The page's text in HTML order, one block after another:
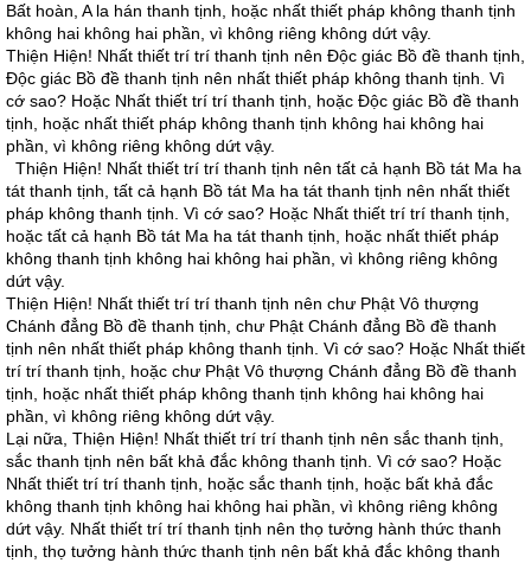
Bất hoàn, A la hán thanh tịnh, hoặc nhất thiết pháp không thanh tịnh
không hai không hai phần, vì không riêng không dứt vậy.
Thiện Hiện! Nhất thiết trí trí thanh tịnh nên Ðộc giác Bồ đề thanh tịnh,
Ðộc giác Bồ đề thanh tịnh nên nhất thiết pháp không thanh tịnh. Vì
cớ sao? Hoặc Nhất thiết trí trí thanh tịnh, hoặc Ðộc giác Bồ đề thanh
tịnh, hoặc nhất thiết pháp không thanh tịnh không hai không hai
phần, vì không riêng không dứt vậy.
Thiện Hiện! Nhất thiết trí trí thanh tịnh nên tất cả hạnh Bồ tát Ma ha
tát thanh tịnh, tất cả hạnh Bồ tát Ma ha tát thanh tịnh nên nhất thiết
pháp không thanh tịnh. Vì cớ sao? Hoặc Nhất thiết trí trí thanh tịnh,
hoặc tất cả hạnh Bồ tát Ma ha tát thanh tịnh, hoặc nhất thiết pháp
không thanh tịnh không hai không hai phần, vì không riêng không
dứt vậy.
Thiện Hiện! Nhất thiết trí trí thanh tịnh nên chư Phật Vô thượng
Chánh đẳng Bồ đề thanh tịnh, chư Phật Chánh đẳng Bồ đề thanh
tịnh nên nhất thiết pháp không thanh tịnh. Vì cớ sao? Hoặc Nhất thiết
trí trí thanh tịnh, hoặc chư Phật Vô thượng Chánh đẳng Bồ đề thanh
tịnh, hoặc nhất thiết pháp không thanh tịnh không hai không hai
phần, vì không riêng không dứt vậy.
Lại nữa, Thiện Hiện! Nhất thiết trí trí thanh tịnh nên sắc thanh tịnh,
sắc thanh tịnh nên bất khả đắc không thanh tịnh. Vì cớ sao? Hoặc
Nhất thiết trí trí thanh tịnh, hoặc sắc thanh tịnh, hoặc bất khả đắc
không thanh tịnh không hai không hai phần, vì không riêng không
dứt vậy. Nhất thiết trí trí thanh tịnh nên thọ tưởng hành thức thanh
tịnh, thọ tưởng hành thức thanh tịnh nên bất khả đắc không thanh